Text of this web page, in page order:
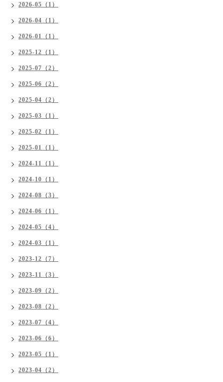
2026-05（1）
2026-04（1）
2026-01（1）
2025-12（1）
2025-07（2）
2025-06（2）
2025-04（2）
2025-03（1）
2025-02（1）
2025-01（1）
2024-11（1）
2024-10（1）
2024-08（3）
2024-06（1）
2024-05（4）
2024-03（1）
2023-12（7）
2023-11（3）
2023-09（2）
2023-08（2）
2023-07（4）
2023-06（6）
2023-05（1）
2023-04（2）